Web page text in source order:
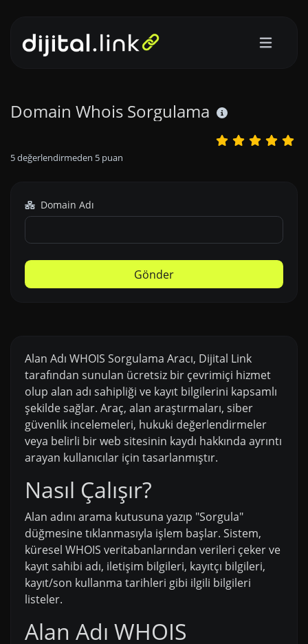
Domain Whois Sorgulama
5değerlendirmeden 5 puan
Domain Adı
Gönder
Alan Adı WHOIS Sorgulama Aracı, Dijital Link
tarafından sunulan ücretsiz bir çevrimiçi hizmet
olup alan adı sahipliği ve kayıt bilgilerini kapsamlı
şekilde sağlar. Araç, alan araştırmaları, siber
güvenlik incelemeleri, hukuki değerlendirmeler
veya belirli bir web sitesinin kaydı hakkında ayrıntı
arayan kullanıcılar için tasarlanmıştır.
Nasıl Çalışır?
Alan adını arama kutusuna yazıp "Sorgula"
düğmesine tıklanmasıyla işlem başlar. Sistem,
küresel WHOIS veritabanlarından verileri çeker ve
kayıt sahibi adı, iletişim bilgileri, kayıtçı bilgileri,
kayıt/son kullanma tarihleri gibi ilgili bilgileri
listeler.
Alan Adı WHOIS